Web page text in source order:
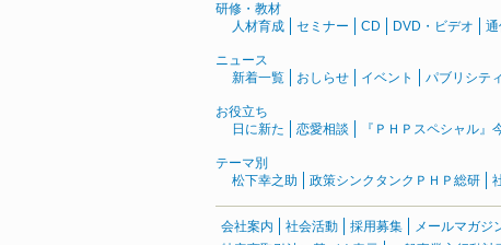
研修・教材
人材育成
セミナー CD DVD・ビデオ
ニュース
新着一覧
おしらせ イベント パブリシティ
お役立ち
日に新た
恋愛相談 『ＰＨＰスペシャル』
テーマ別
松下幸之助
政策シンクタンクＰＨＰ総研
会社案内 社会活動 採用募集 メールマガジ